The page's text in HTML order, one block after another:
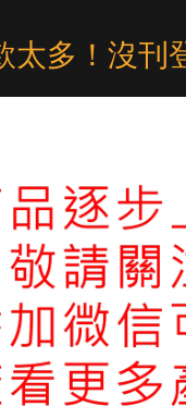
太多！沒刊